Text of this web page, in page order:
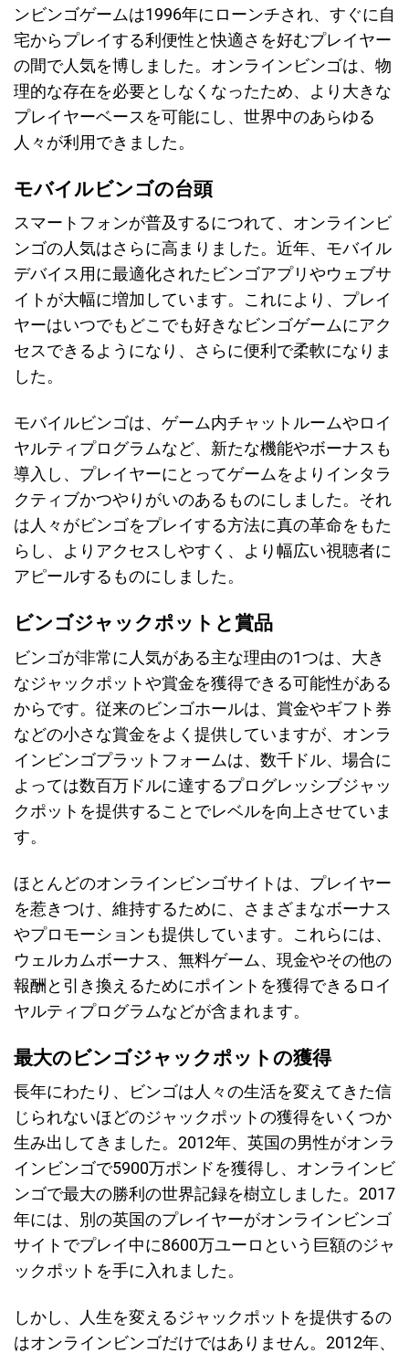
ンビンゴゲームは1996年にローンチされ、すぐに自
宅からプレイする利便性と快適さを好むプレイヤー
の間で人気を博しました。オンラインビンゴは、物
理的な存在を必要としなくなったため、より大きな
プレイヤーベースを可能にし、世界中のあらゆる
人々が利用できました。
モバイルビンゴの台頭
スマートフォンが普及するにつれて、オンラインビ
ンゴの人気はさらに高まりました。近年、モバイル
デバイス用に最適化されたビンゴアプリやウェブサ
イトが大幅に増加しています。これにより、プレイ
ヤーはいつでもどこでも好きなビンゴゲームにアク
セスできるようになり、さらに便利で柔軟になりま
した。
モバイルビンゴは、ゲーム内チャットルームやロイ
ヤルティプログラムなど、新たな機能やボーナスも
導入し、プレイヤーにとってゲームをよりインタラ
クティブかつやりがいのあるものにしました。それ
は人々がビンゴをプレイする方法に真の革命をもた
らし、よりアクセスしやすく、より幅広い視聴者に
アピールするものにしました。
ビンゴジャックポットと賞品
ビンゴが非常に人気がある主な理由の1つは、大き
なジャックポットや賞金を獲得できる可能性がある
からです。従来のビンゴホールは、賞金やギフト券
などの小さな賞金をよく提供していますが、オンラ
インビンゴプラットフォームは、数千ドル、場合に
よっては数百万ドルに達するプログレッシブジャッ
クポットを提供することでレベルを向上させていま
す。
ほとんどのオンラインビンゴサイトは、プレイヤー
を惹きつけ、維持するために、さまざまなボーナス
やプロモーションも提供しています。これらには、
ウェルカムボーナス、無料ゲーム、現金やその他の
報酬と引き換えるためにポイントを獲得できるロイ
ヤルティプログラムなどが含まれます。
最大のビンゴジャックポットの獲得
長年にわたり、ビンゴは人々の生活を変えてきた信
じられないほどのジャックポットの獲得をいくつか
生み出してきました。2012年、英国の男性がオンラ
インビンゴで5900万ポンドを獲得し、オンラインビ
ンゴで最大の勝利の世界記録を樹立しました。2017
年には、別の英国のプレイヤーがオンラインビンゴ
サイトでプレイ中に8600万ユーロという巨額のジャ
ックポットを手に入れました。
しかし、人生を変えるジャックポットを提供するの
はオンラインビンゴだけではありません。2012年、